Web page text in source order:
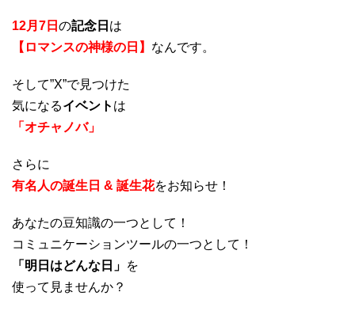
12月7日 の記念日 は
【ロマンスの神様の日】 なんです。
そして”X”で見つけた
気になるイベント は
「オチャノバ」
さらに
有名人の誕生日 & 誕生花をお知らせ！
あなたの豆知識の一つとして！
コミュニケーションツールの一つとして！
「明日はどんな日」 を
使って見ませんか？